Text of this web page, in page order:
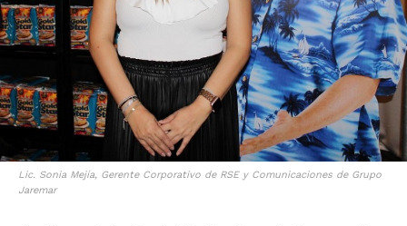
Lic. Sonia Mejía, Gerente Corporativo de RSE y Comunicaciones de Grupo
Jaremar